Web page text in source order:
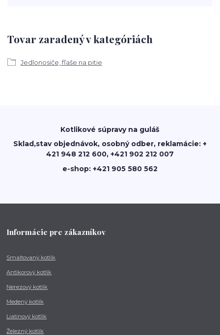
Tovar zaradený v kategóriách
Jedlonosiče, fľaše na pitie
Kotlikové súpravy na guláš
Sklad,stav objednávok, osobný odber, reklamácie: +
421 948 212 600, +421 902 212 007
e-shop: +421 905 580 562
Informácie pre zákazníkov
Smaltovaný kotlík
Antikorový kotlík
Nerezový kotlík
Medený kotlík
Liatinový kotlík
Železný kotlík